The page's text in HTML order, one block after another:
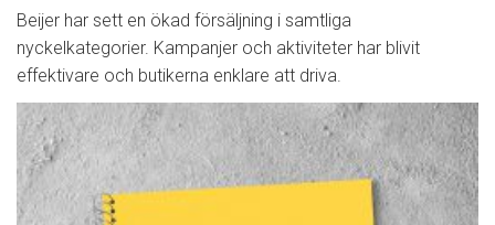
Beijer har sett en ökad försäljning i samtliga
nyckelkategorier. Kampanjer och aktiviteter har blivit
effektivare och butikerna enklare att driva.